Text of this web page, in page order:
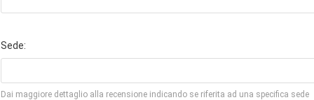
Sede:
Dai maggiore dettaglio alla recensione indicando se riferita ad una specifica sede